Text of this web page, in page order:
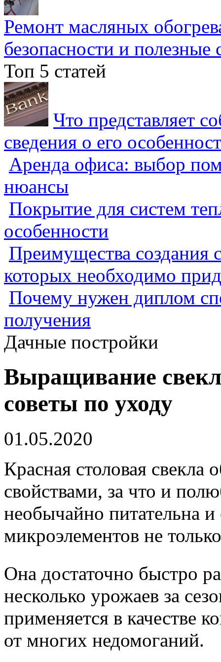
Ремонт масляных
безопасности и полезные
Топ 5 статей
Что представляет
сведения о его
Аренда офиса: выбор
нюансы
Покрытие для систем
особенности
Преимущества создания
которых необходимо
Почему нужен диплом
получения
Дачные постройки
Выращивание
советы по уходу
01.05.2020
Красная столовая
свойствами, за что и
необычайно питательна
микроэлементов не
Она достаточно быстро
несколько урожаев за
применяется в качестве
от многих недомоганий.